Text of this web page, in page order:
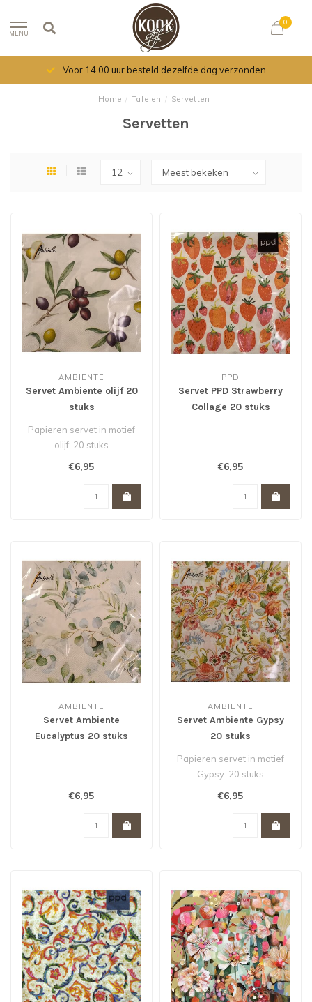
MENU
0
Voor 14.00 uur besteld dezelfde dag verzonden
Home / Tafelen / Servetten
Servetten
AMBIENTE
Servet Ambiente olijf 20
stuks
Papieren servet in motief
olijf: 20 stuks
€6,95
PPD
Servet PPD Strawberry
Collage 20 stuks
€6,95
AMBIENTE
Servet Ambiente
Eucalyptus 20 stuks
€6,95
AMBIENTE
Servet Ambiente Gypsy
20 stuks
Papieren servet in motief
Gypsy: 20 stuks
€6,95